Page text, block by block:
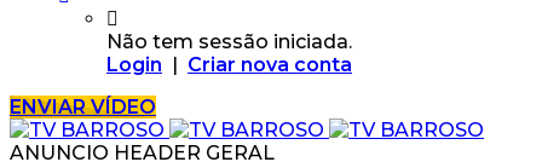
Não tem sessão iniciada.
Login | Criar nova conta
ENVIAR VÍDEO
ANUNCIO HEADER GERAL